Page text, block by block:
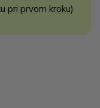
pri prvom kroku)